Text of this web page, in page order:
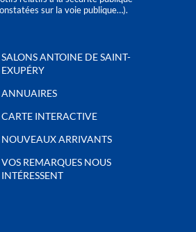
sur la voie publique…).
SALONS ANTOINE DE SAINT-
EXUPÉRY
ANNUAIRES
CARTE INTERACTIVE
NOUVEAUX ARRIVANTS
VOS REMARQUES NOUS
INTÉRESSENT